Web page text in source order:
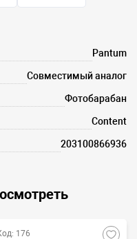
Pantum
Совместимый аналог
Фотобарабан
Content
203100866936
176